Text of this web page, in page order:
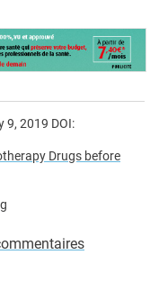
9, 2019 DOI:
Drugs before